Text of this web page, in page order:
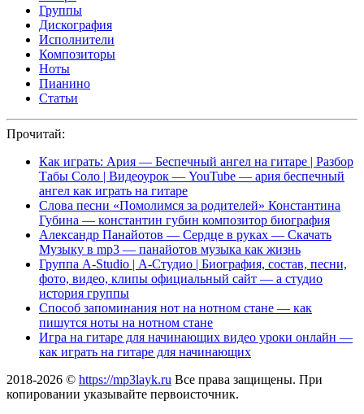
Группы
Дискография
Исполнители
Композиторы
Ноты
Пианино
Статьи
Прочитай:
Как играть: Ария — Беспечный ангел на гитаре | Разбор
Табы Соло | Видеоурок — YouTube — ария беспечный
ангел как играть на гитаре
Слова песни «Помолимся за родителей» Константина
Губина — константин губин композитор биография
Александр Панайотов — Сердце в руках — Скачать
Музыку в mp3 — панайотов музыка как жизнь
Группа A-Studio | А-Студио | Биография, состав, песни,
фото, видео, клипы официальный сайт — а студио
история группы
Способ запоминания нот на нотном стане — как
пишутся ноты на нотном стане
Игра на гитаре для начинающих видео уроки онлайн —
как играть на гитаре для начинающих
2018-2026 © https://mp3layk.ru Все права защищены. При
копировании указывайте первоисточник.